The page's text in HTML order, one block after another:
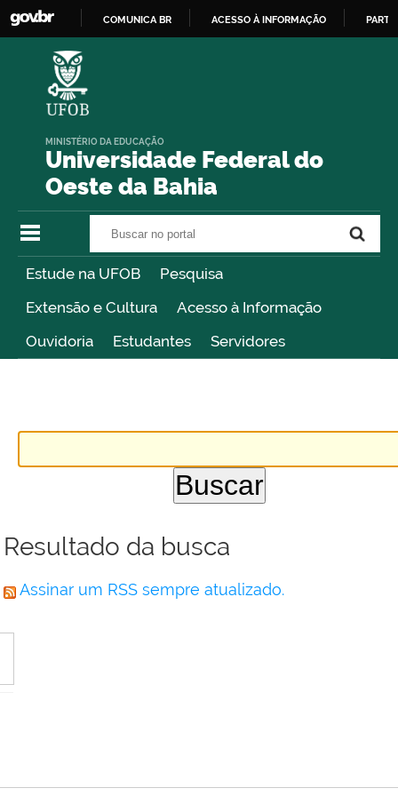
COMUNICA BR ACESSO À INFORMAÇÃO
Universidade Federal do
Oeste da Bahia
MINISTÉRIO DA EDUCAÇÃO
Estude na UFOB
Pesquisa
Extensão e Cultura
Acesso à Informação
Ouvidoria
Estudantes Servidores
Resultado da busca
Assinar um RSS sempre atualizado.